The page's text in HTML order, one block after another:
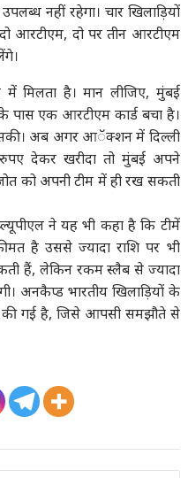
नहीं रहेगा। चार खिलाड़ियों
आरटीएम, दो पर तीन आरटीएम
मिलता है। मान लीजिए, मुंबई
एक आरटीएम कार्ड बचा है।
सकी। अब अगर आॅक्शन में दिल्ली
देकर खरीदा तो मुंबई अपने
को अपनी टीम में ही रख सकती
ने यह भी कहा है कि टीमें
है उससे ज्यादा राशि पर भी
हैं, लेकिन रकम स्लैब से ज्यादा
अनकैप्ड भारतीय खिलाड़ियों के
गई है, जिसे आपसी समझौते से